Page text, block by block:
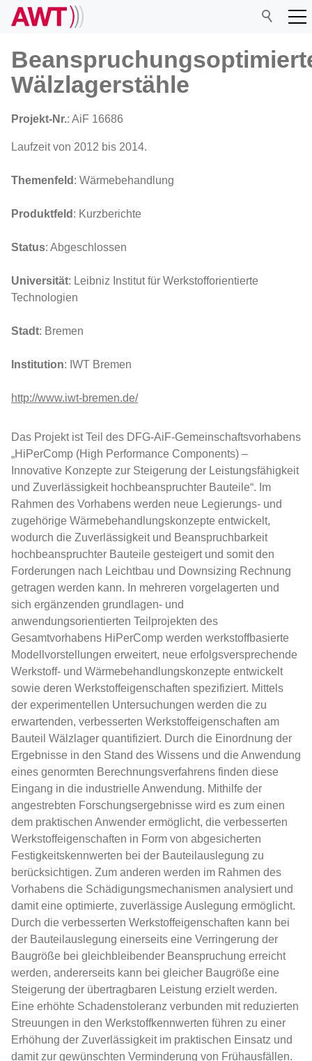
Netzwerk
Veranstaltungen
Mitgliedschaft
Wälzlagerstähle
Projekt-Nr.: AiF 16686
Laufzeit von 2012 bis 2014.
Themenfeld : Wärmebehandlung
Produktfeld : Kurzberichte
Status: Abgeschlossen
Universität: Leibniz Institut für Werkstofforientierte
Technologien
Stadt: Bremen
Institution: IWT Bremen
http://www.iwt-bremen.de/
Das Projekt ist Teil des DFG-AiF-Gemeinschaftsvorhabens
„HiPerComp (High Performance Components) –
Innovative Konzepte zur Steigerung der Leistungsfähigkeit
und Zuverlässigkeit hochbeanspruchter Bauteile“. Im
Rahmen des Vorhabens werden neue Legierungs- und
zugehörige Wärmebehandlungskonzepte entwickelt,
wodurch die Zuverlässigkeit und Beanspruchbarkeit
hochbeanspruchter Bauteile gesteigert und somit den
Forderungen nach Leichtbau und Downsizing Rechnung
getragen werden kann. In mehreren vorgelagerten und
sich ergänzenden grundlagen- und
anwendungsorientierten Teilprojekten des
Gesamtvorhabens HiPerComp werden werkstoffbasierte
Modellvorstellungen erweitert, neue erfolgsversprechende
Werkstoff- und Wärmebehandlungskonzepte entwickelt
sowie deren Werkstoffeigenschaften spezifiziert. Mittels
der experimentellen Untersuchungen werden die zu
erwartenden, verbesserten Werkstoffeigenschaften am
Bauteil Wälzlager quantifiziert. Durch die Einordnung der
Ergebnisse in den Stand des Wissens und die Anwendung
eines genormten Berechnungsverfahrens finden diese
Eingang in die industrielle Anwendung. Mithilfe der
angestrebten Forschungsergebnisse wird es zum einen
dem praktischen Anwender ermöglicht, die verbesserten
Werkstoffeigenschaften in Form von abgesicherten
Festigkeitskennwerten bei der Bauteilauslegung zu
berücksichtigen. Zum anderen werden im Rahmen des
Vorhabens die Schädigungsmechanismen analysiert und
damit eine optimierte, zuverlässige Auslegung ermöglicht.
Durch die verbesserten Werkstoffeigenschaften kann bei
der Bauteilauslegung einerseits eine Verringerung der
Baugröße bei gleichbleibender Beanspruchung erreicht
werden, andererseits kann bei gleicher Baugröße eine
Steigerung der übertragbaren Leistung erzielt werden.
Eine erhöhte Schadenstoleranz verbunden mit reduzierten
Streuungen in den Werkstoffkennwerten führen zu einer
Erhöhung der Zuverlässigkeit im praktischen Einsatz und
damit zur gewünschten Verminderung von Frühausfällen.